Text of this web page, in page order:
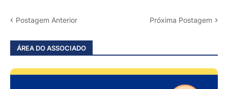
Postagem Anterior Próxima Postagem
ÁREA DO ASSOCIADO